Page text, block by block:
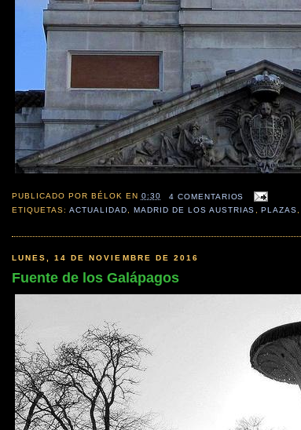
PUBLICADO POR BÉLOK EN 0:30
4 COMENTARIOS
ETIQUETAS: ACTUALIDAD, MADRID DE LOS AUSTRIAS , PLAZAS
LUNES, 14 DE NOVIEMBRE DE 2016
Fuente de los Galápagos